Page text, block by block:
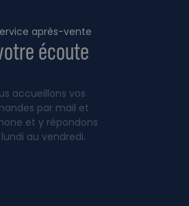
après-vente
écoute
accueillons vos
par mail et
et y répondons
au vendredi.